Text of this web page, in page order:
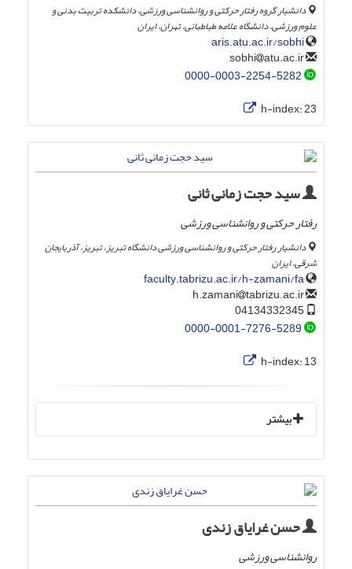
دانشیار گروه رفتار حرکتی و روانشناسی ورزشی، دانشکده تربیت بدنی و
علوم ورزشی، دانشگاه علامه طباطبائی، تهران، ایران
aris.atu.ac.ir/sobhi
atu.ac.ir
0000-0003-2254-5282
h-index:23
سید حجت زمانی ثانی
رفتار حرکتی و روانشناسی ورزشی
دانشیار رفتار حرکتی و روانشناسی ورزشی دانشگاه تبریز، تبریز، آذربایجان
شرقی، ایران
faculty.tabrizu.ac.ir/h-zamani/fa
tabrizu.ac.ir
0000-0001-7276-5289
h-index:13
بیشتر
حسن غرایاق زندی
روانشناسی ورزشی